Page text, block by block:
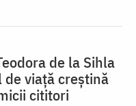
de la Sihla
de viaţă creştină
cititori